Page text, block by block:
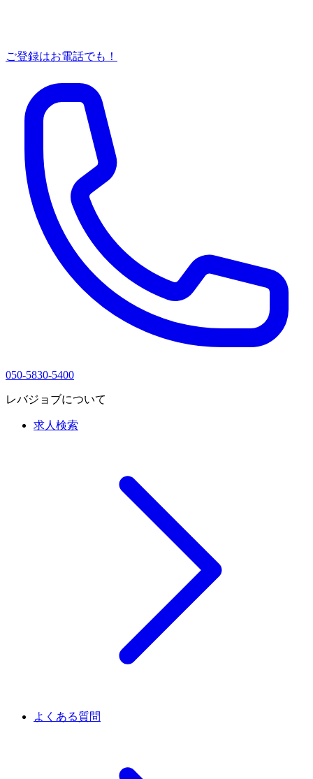
ご登録はお電話でも！
050-5830-5400
レバジョブについて
求人検索
よくある質問